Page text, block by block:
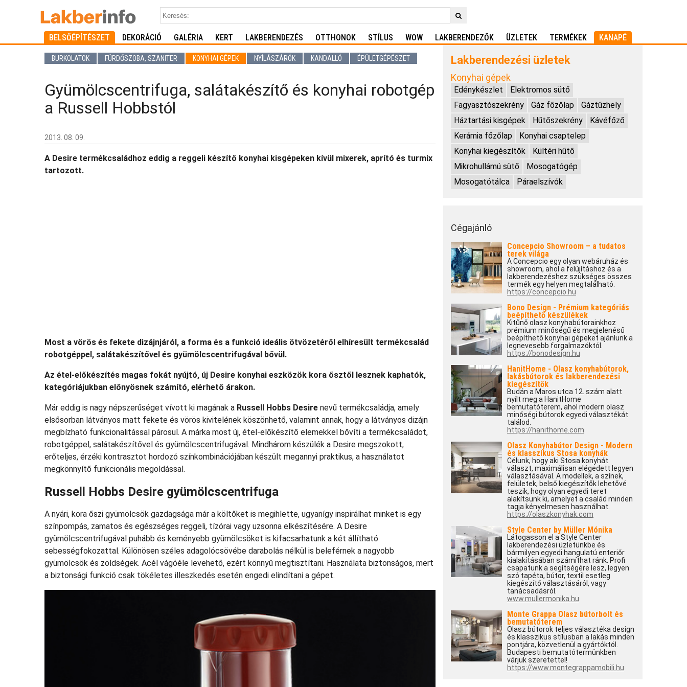
BELSŐÉPÍTÉSZET DEKORÁCIÓ GALÉRIA KERT LAKBERENDEZÉS OTTHONOK STÍLUS WOW LAKBERENDEZŐK ÜZLETEK TERMÉKEK KANAPÉ
BURKOLATOK FÜRDŐSZOBA, SZANITER KONYHAI GÉPEK NYÍLÁSZÁRÓK KANDALLÓ ÉPÜLETGÉPÉSZET
Gyümölcscentrifuga, salátakészítő és konyhai robotgép
a Russell Hobbstól
2013. 08. 09.
A Desire termékcsaládhoz eddig a reggeli készítő konyhai kisgépeken kívül mixerek, aprító és turmix
tartozott.
Most a vörös és fekete dizájnjáról, a forma és a funkció ideális ötvözetéről elhíresült termékcsalád
robotgéppel, salátakészítővel és gyümölcscentrifugával bővül.
Az étel-előkészítés magas fokát nyújtó, új Desire konyhai eszközök kora ősztől lesznek kaphatók,
kategóriájukban előnyösnek számító, elérhető árakon.
Már eddig is nagy népszerűséget vívott ki magának a Russell Hobbs Desire nevű termékcsaládja, amely
elsősorban látványos matt fekete és vörös kivitelének köszönhető, valamint annak, hogy a látványos dizájn
megbízható funkcionalitással párosul. A márka most új, étel-előkészítő elemekkel bővíti a termékcsaládot,
robotgéppel, salátakészítővel és gyümölcscentrifugával. Mindhárom készülék a Desire megszokott,
erőteljes, érzéki kontrasztot hordozó színkombinációjában készült megannyi praktikus, a használatot
megkönnyítő funkcionális megoldással.
Russell Hobbs Desire gyümölcscentrifuga
A nyári, kora őszi gyümölcsök gazdagsága már a költőket is megihlette, ugyanígy inspirálhat minket is egy
színpompás, zamatos és egészséges reggeli, tízórai vagy uzsonna elkészítésére. A Desire
gyümölcscentrifugával puhább és keményebb gyümölcsöket is kifacsarhatunk a két állítható
sebességfokozattal. Különösen széles adagolócsövébe darabolás nélkül is beleférnek a nagyobb
gyümölcsök és zöldségek. Acél vágóéle levehető, ezért könnyű megtisztítani. Használata biztonságos, mert
a biztonsági funkció csak tökéletes illeszkedés esetén engedi elindítani a gépet.
Lakberendezési üzletek
Konyhai gépek
Edénykészlet
Elektromos sütő
Fagyasztószekrény
Gáz főzőlap
Gáztűzhely
Háztartási kisgépek
Hűtőszekrény
Kávéfőző
Kerámia főzőlap
Konyhai csaptelep
Konyhai kiegészítők
Kültéri hűtő
Mikrohullámú sütő
Mosogatógép
Mosogatótálca
Páraelszívók
Cégajánló
Concepcio Showroom – a tudatos
terek világa
A Concepcio egy olyan webáruház és
showroom, ahol a felújításhoz és a
lakberendezéshez szükséges összes
termék egy helyen megtalálható.
https://concepcio.hu
Bono Design - Prémium kategóriás
beépíthető készülékek
Kitűnő olasz konyhabútorainkhoz
prémium minőségű és megjelenésű
beépíthető konyhai gépeket ajánlunk a
legnevesebb forgalmazóktól.
https://bonodesign.hu
HanitHome - Olasz konyhabútorok,
lakásbútorok és lakberendezési
kiegészítők
Budán a Maros utca 12. szám alatt
nyílt meg a HanitHome
bemutatóterem, ahol modern olasz
minőségi bútorok egyedi választékát
találod.
https://hanithome.com
Olasz Konyhabútor Design - Modern
és klasszikus Stosa konyhák
Célunk, hogy aki Stosa konyhát
választ, maximálisan elégedett legyen
választásával. A modellek, a színek,
felületek, belső kiegészítők lehetővé
teszik, hogy olyan egyedi teret
alakítsunk ki, amelyet a család minden
tagja kényelmesen használhat.
https://olaszkonyhak.com
Style Center by Müller Mónika
Látogasson el a Style Center
lakberendezési üzletünkbe és
bármilyen egyedi hangulatú enteriőr
kialakításában számíthat ránk. Profi
csapatunk a segítségére lesz, legyen
szó tapéta, bútor, textil esetleg
kiegészítő választásáról, vagy
tanácsadásról.
www.mullermonika.hu
Monte Grappa Olasz bútorbolt és
bemutatóterem
Olasz bútorok teljes választéka design
és klasszikus stílusban a lakás minden
pontjára, közvetlenül a gyártóktól.
Budapesti bemutatótermünkben
várjuk szeretettel!
https://www.montegrappamobili.hu